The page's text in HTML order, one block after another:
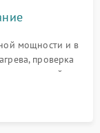
мощности и в
проверка
заданной
тока.